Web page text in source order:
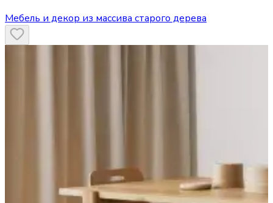
Мебель и декор из массива старого дерева